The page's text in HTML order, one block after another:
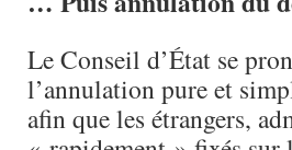
Le Conseil d’État se
l’annulation pure et
afin que les étrangers,